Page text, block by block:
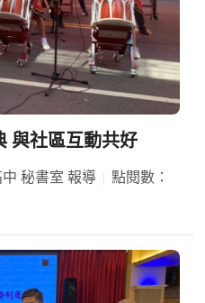
與社區互動共好
秘書室 報導
點閱數：